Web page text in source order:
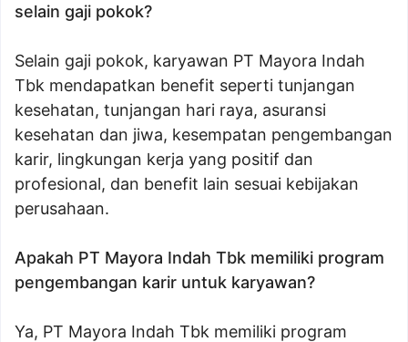
selain gaji pokok?
Selain gaji pokok, karyawan PT Mayora Indah
Tbk mendapatkan benefit seperti tunjangan
kesehatan, tunjangan hari raya, asuransi
kesehatan dan jiwa, kesempatan pengembangan
karir, lingkungan kerja yang positif dan
profesional, dan benefit lain sesuai kebijakan
perusahaan.
Apakah PT Mayora Indah Tbk memiliki program
pengembangan karir untuk karyawan?
Ya, PT Mayora Indah Tbk memiliki program